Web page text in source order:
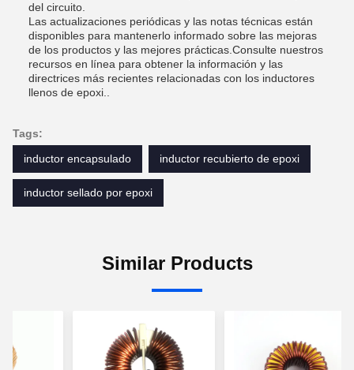
del circuito.
Las actualizaciones periódicas y las notas técnicas están
disponibles para mantenerlo informado sobre las mejoras
de los productos y las mejores prácticas.Consulte nuestros
recursos en línea para obtener la información y las
directrices más recientes relacionadas con los inductores
llenos de epoxi..
Tags:
inductor encapsulado
inductor recubierto de epoxi
inductor sellado por epoxi
Similar Products